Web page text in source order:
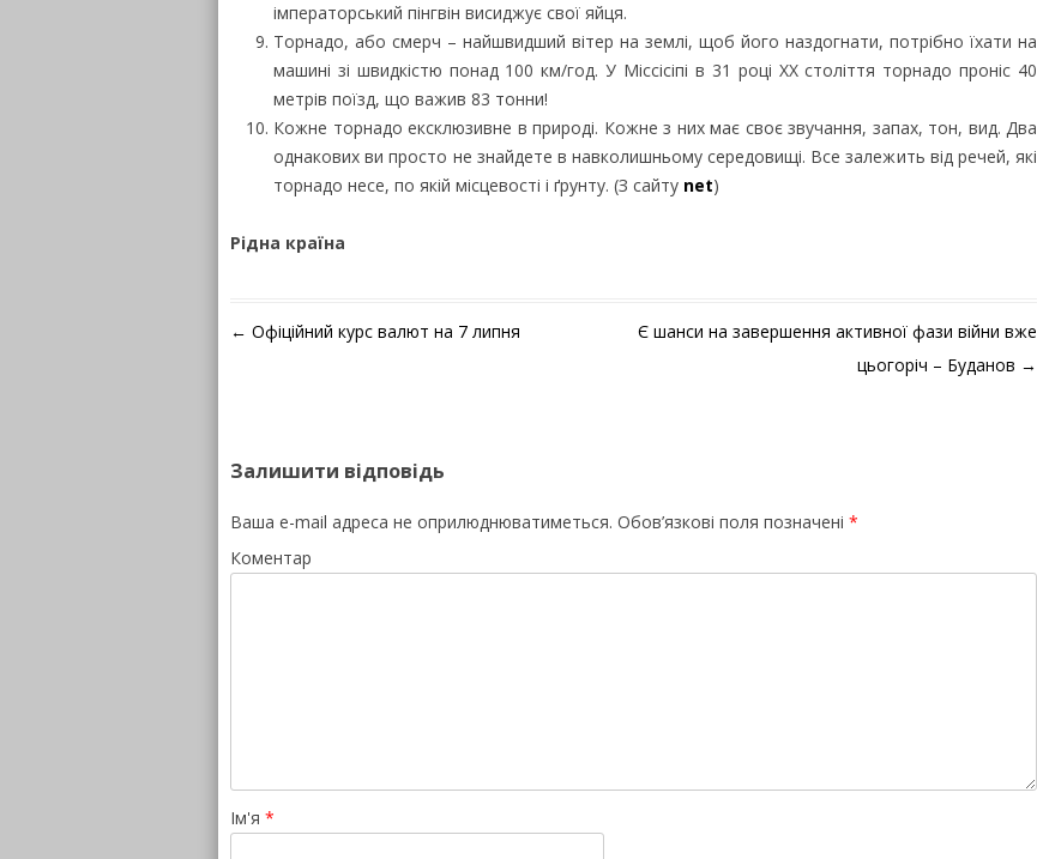
імператорський пінгвін висиджує свої яйця.
Торнадо, або смерч – найшвидший вітер на землі, щоб його наздогнати, потрібно їхати на
машині зі швидкістю понад 100 км/год. У Міссісіпі в 31 році XX століття торнадо проніс 40
метрів поїзд, що важив 83 тонни!
Кожне торнадо ексклюзивне в природі. Кожне з них має своє звучання, запах, тон, вид. Два
однакових ви просто не знайдете в навколишньому середовищі. Все залежить від речей, які
торнадо несе, по якій місцевості і ґрунту. (З сайту net)
Рідна країна
Навігація по запису
← Офіційний курс валют на 7 липня
Є шанси на завершення активної фази війни вже
цьогоріч – Буданов →
Залишити відповідь
Ваша e-mail адреса не оприлюднюватиметься. Обов’язкові поля позначені *
Коментар
Ім'я *